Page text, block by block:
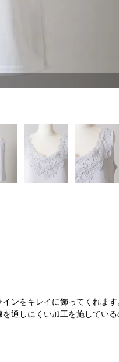
ンをキレイに飾ってくれます
通しにくい加工を施してい